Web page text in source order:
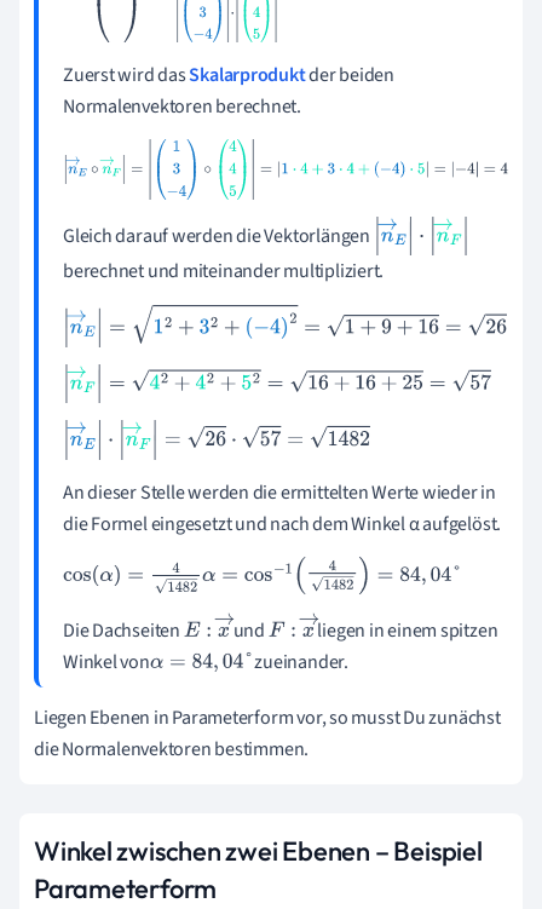
Zuerst wird dasSkalarproduktder beiden
Normalenvektoren berechnet.
n→ E∘n → F= 13 4 ∘4 4 5=1 ·4 +3 4 (- 4) ·5 -4 = 4
Gleich darauf werden die Vektorlängen n→E· n→ F
berechnet und miteinander multipliziert.
n→E= 12+ 32 +(- 4)2 =1+9+ 16=26
n→F= 42+ 42+5 2=16+ 16 +25 =57
n→E· n→ F=26 57 =1482
An dieser Stelle werden die ermittelten Werte wieder in
die Formel eingesetzt und nach dem Winkel α aufgelöst.
cosα=41482α=cos-1 41 482=84,04°
Die DachseitenE:x → undF:x →
liegen in einem spitzen
Winkel vonα= 84 ,04° zueinander.
Liegen Ebenen in Parameterform vor, so musst Du zunächst
die Normalenvektoren bestimmen.
Winkel zwischen zwei Ebenen – Beispiel
Parameterform